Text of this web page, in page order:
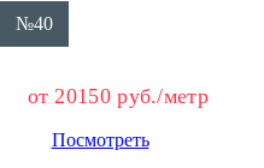
№40
от 20150 руб./метр
Посмотреть